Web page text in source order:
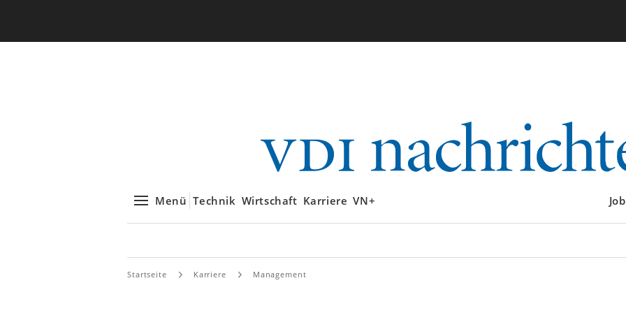
Menü Technik Wirtschaft Karriere VN+
Startseite Karriere Management